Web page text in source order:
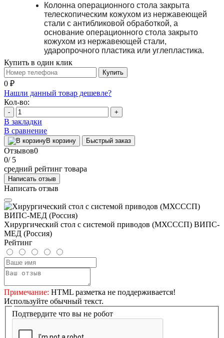
Колонна операционного стола закрыта
телескопическим кожухом из нержавеющей
стали с антибликовой обработкой, а
основание операционного стола закрыто
кожухом из нержавеющей стали,
ударопрочного пластика или углепластика.
Купить в один клик
Купить
0 ₽
Нашли данный товар дешевле?
Кол-во:
- +
В закладки
В сравнение
В корзину Быстрый заказ
Отзывов0
0/ 5
средний рейтинг товара
Написать отзыв
Написать отзыв
Хирургический стол с системой приводов (МХСССП) ВИПС-
МЕД (Россия)
Рейтинг
Примечание: HTML разметка не поддерживается!
Используйте обычный текст.
Подтвердите что вы не робот